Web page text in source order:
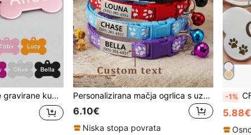
mačke i pse, personalizirani ID privjesci s imenom za mačke i pse, od nehrđajućeg čelika, šareni, vintage, poklon za ljubitelje ljubimaca Personalizirana mačja ogrlica s uzorkom otiska šape, od najlona, prilagodljiva s imenom ljubimca, kontakt podacima i adresom, s ugraviranim nehrđajućim čeličnim anti-gubi se privjeskom za ljubimce, za male i srednje mačke, ukrasna, vintage, slatka, za ljubitelje ljubimaca, božićni poklon
6.10€
Niska stopa povrata
-1% CFUNIQ 1 kom
5.88€